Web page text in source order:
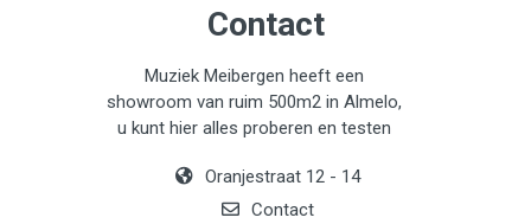
Contact
Muziek Meibergen heeft een
showroom van ruim 500m2 in Almelo,
u kunt hier alles proberen en testen
Oranjestraat 12 - 14
Contact